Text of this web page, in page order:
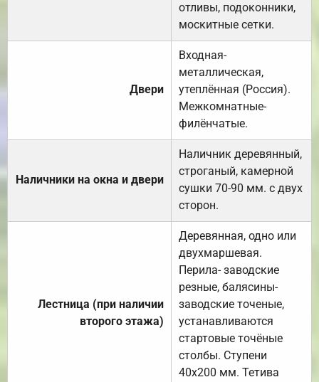
отливы, подоконники,
москитные сетки.
Двери
Входная-
металлическая,
утеплённая (Россия).
Межкомнатные-
филёнчатые.
Наличники на окна и двери
Наличник деревянный,
строганый, камерной
сушки 70-90 мм. с двух
сторон.
Лестница (при наличии
второго этажа)
Деревянная, одно или
двухмаршевая.
Перила- заводские
резные, балясины-
заводские точеные,
устанавливаются
стартовые точёные
столбы. Ступени
40х200 мм. Тетива